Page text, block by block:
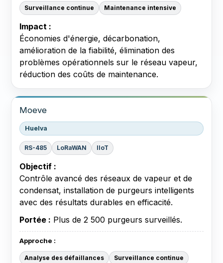
Surveillance continue Maintenance intensive
Impact :
Économies d'énergie, décarbonation,
amélioration de la fiabilité, élimination des
problèmes opérationnels sur le réseau vapeur,
réduction des coûts de maintenance.
Moeve
Huelva
RS-485 LoRaWAN IIoT
Objectif :
Contrôle avancé des réseaux de vapeur et de
condensat, installation de purgeurs intelligents
avec des résultats durables en efficacité.
Portée : Plus de 2 500 purgeurs surveillés.
Approche :
Analyse des défaillances
Surveillance continue